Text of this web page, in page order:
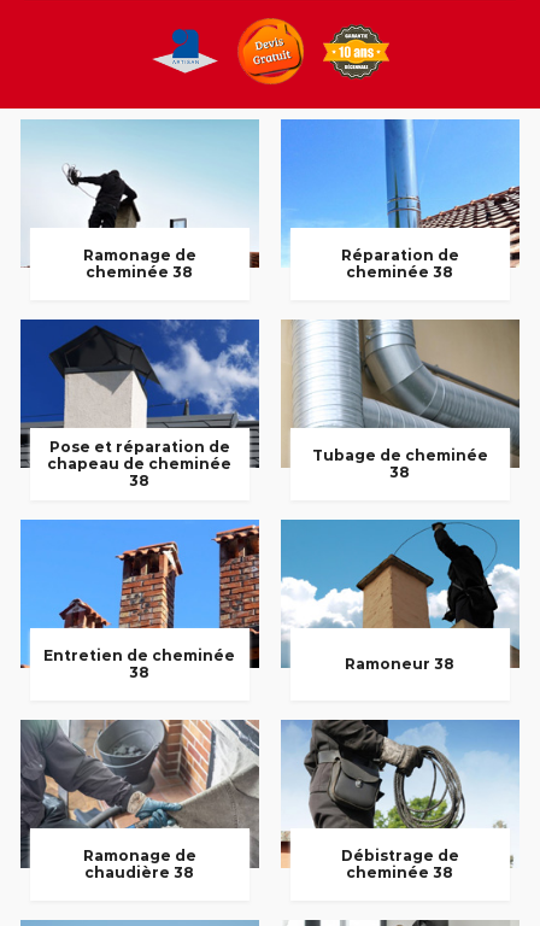
Ramonage de
cheminée 38
Réparation de
cheminée 38
Pose et réparation de
chapeau de cheminée
38
Tubage de cheminée
38
Entretien de cheminée
38
Ramoneur 38
Ramonage de
chaudière 38
Débistrage de
cheminée 38